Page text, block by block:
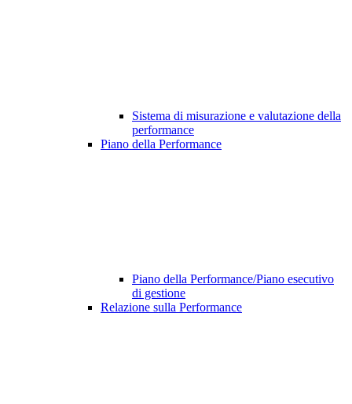
Sistema di misurazione e valutazione della
performance
Piano della Performance
Piano della Performance/Piano esecutivo
di gestione
Relazione sulla Performance